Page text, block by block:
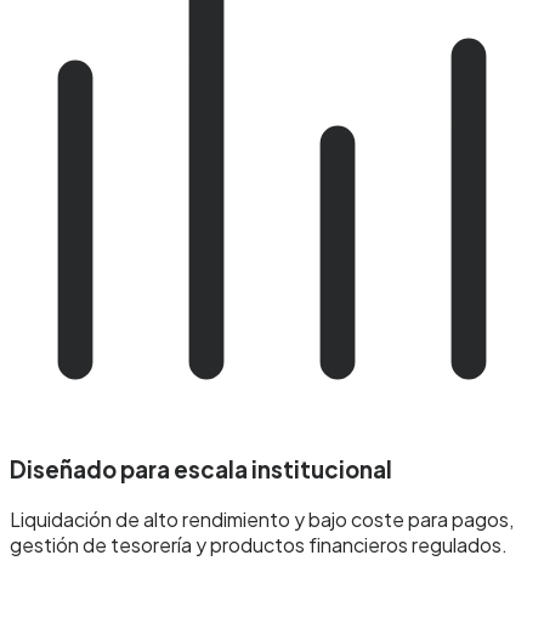
Diseñado para escala institucional
Liquidación de alto rendimiento y bajo coste para pagos,
gestión de tesorería y productos financieros regulados.